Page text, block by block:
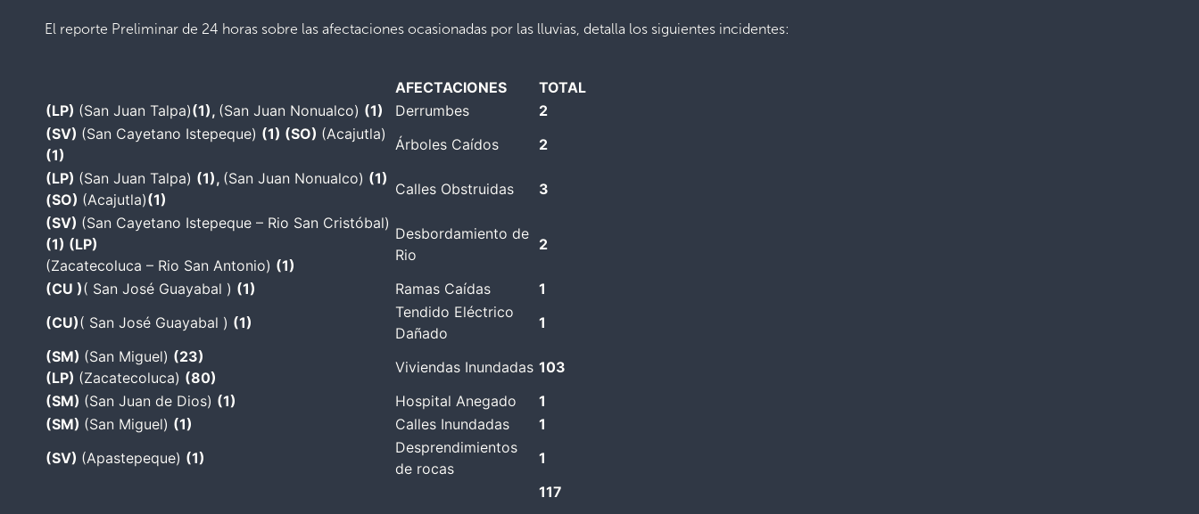
El reporte Preliminar de 24 horas sobre las afectaciones ocasionadas por las lluvias, detalla los siguientes incidentes:
AFECTACIONES
TOTAL
(LP) (San Juan Talpa)(1), (San Juan Nonualco) (1) Derrumbes
2
(SV) (San Cayetano Istepeque) (1) (SO) (Acajutla)
(1)
Árboles Caídos
2
(LP) (San Juan Talpa) (1), (San Juan Nonualco) (1)
(SO) (Acajutla)(1)
Calles Obstruidas
3
(SV) (San Cayetano Istepeque – Rio San Cristóbal)
(1) (LP)
(Zacatecoluca – Rio San Antonio) (1)
Desbordamiento de
Rio
2
(CU )( San José Guayabal ) (1) Ramas Caídas
1
(CU)( San José Guayabal ) (1)
Tendido Eléctrico
Dañado
1
(SM) (San Miguel) (23)
(LP) (Zacatecoluca) (80)
Viviendas Inundadas 103
(SM) (San Juan de Dios) (1) Hospital Anegado
1
(SM) (San Miguel) (1) Calles Inundadas
1
(SV) (Apastepeque) (1)
Desprendimientos
de rocas
1
117